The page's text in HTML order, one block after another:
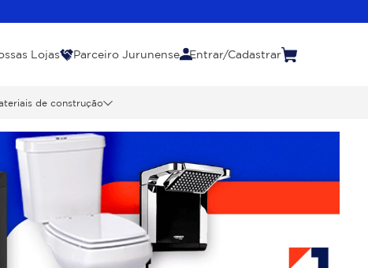
Lojas Parceiro Jurunense Entrar/Cadastrar
de construção